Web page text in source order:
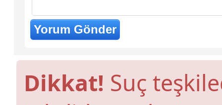
Dikkat! Suç